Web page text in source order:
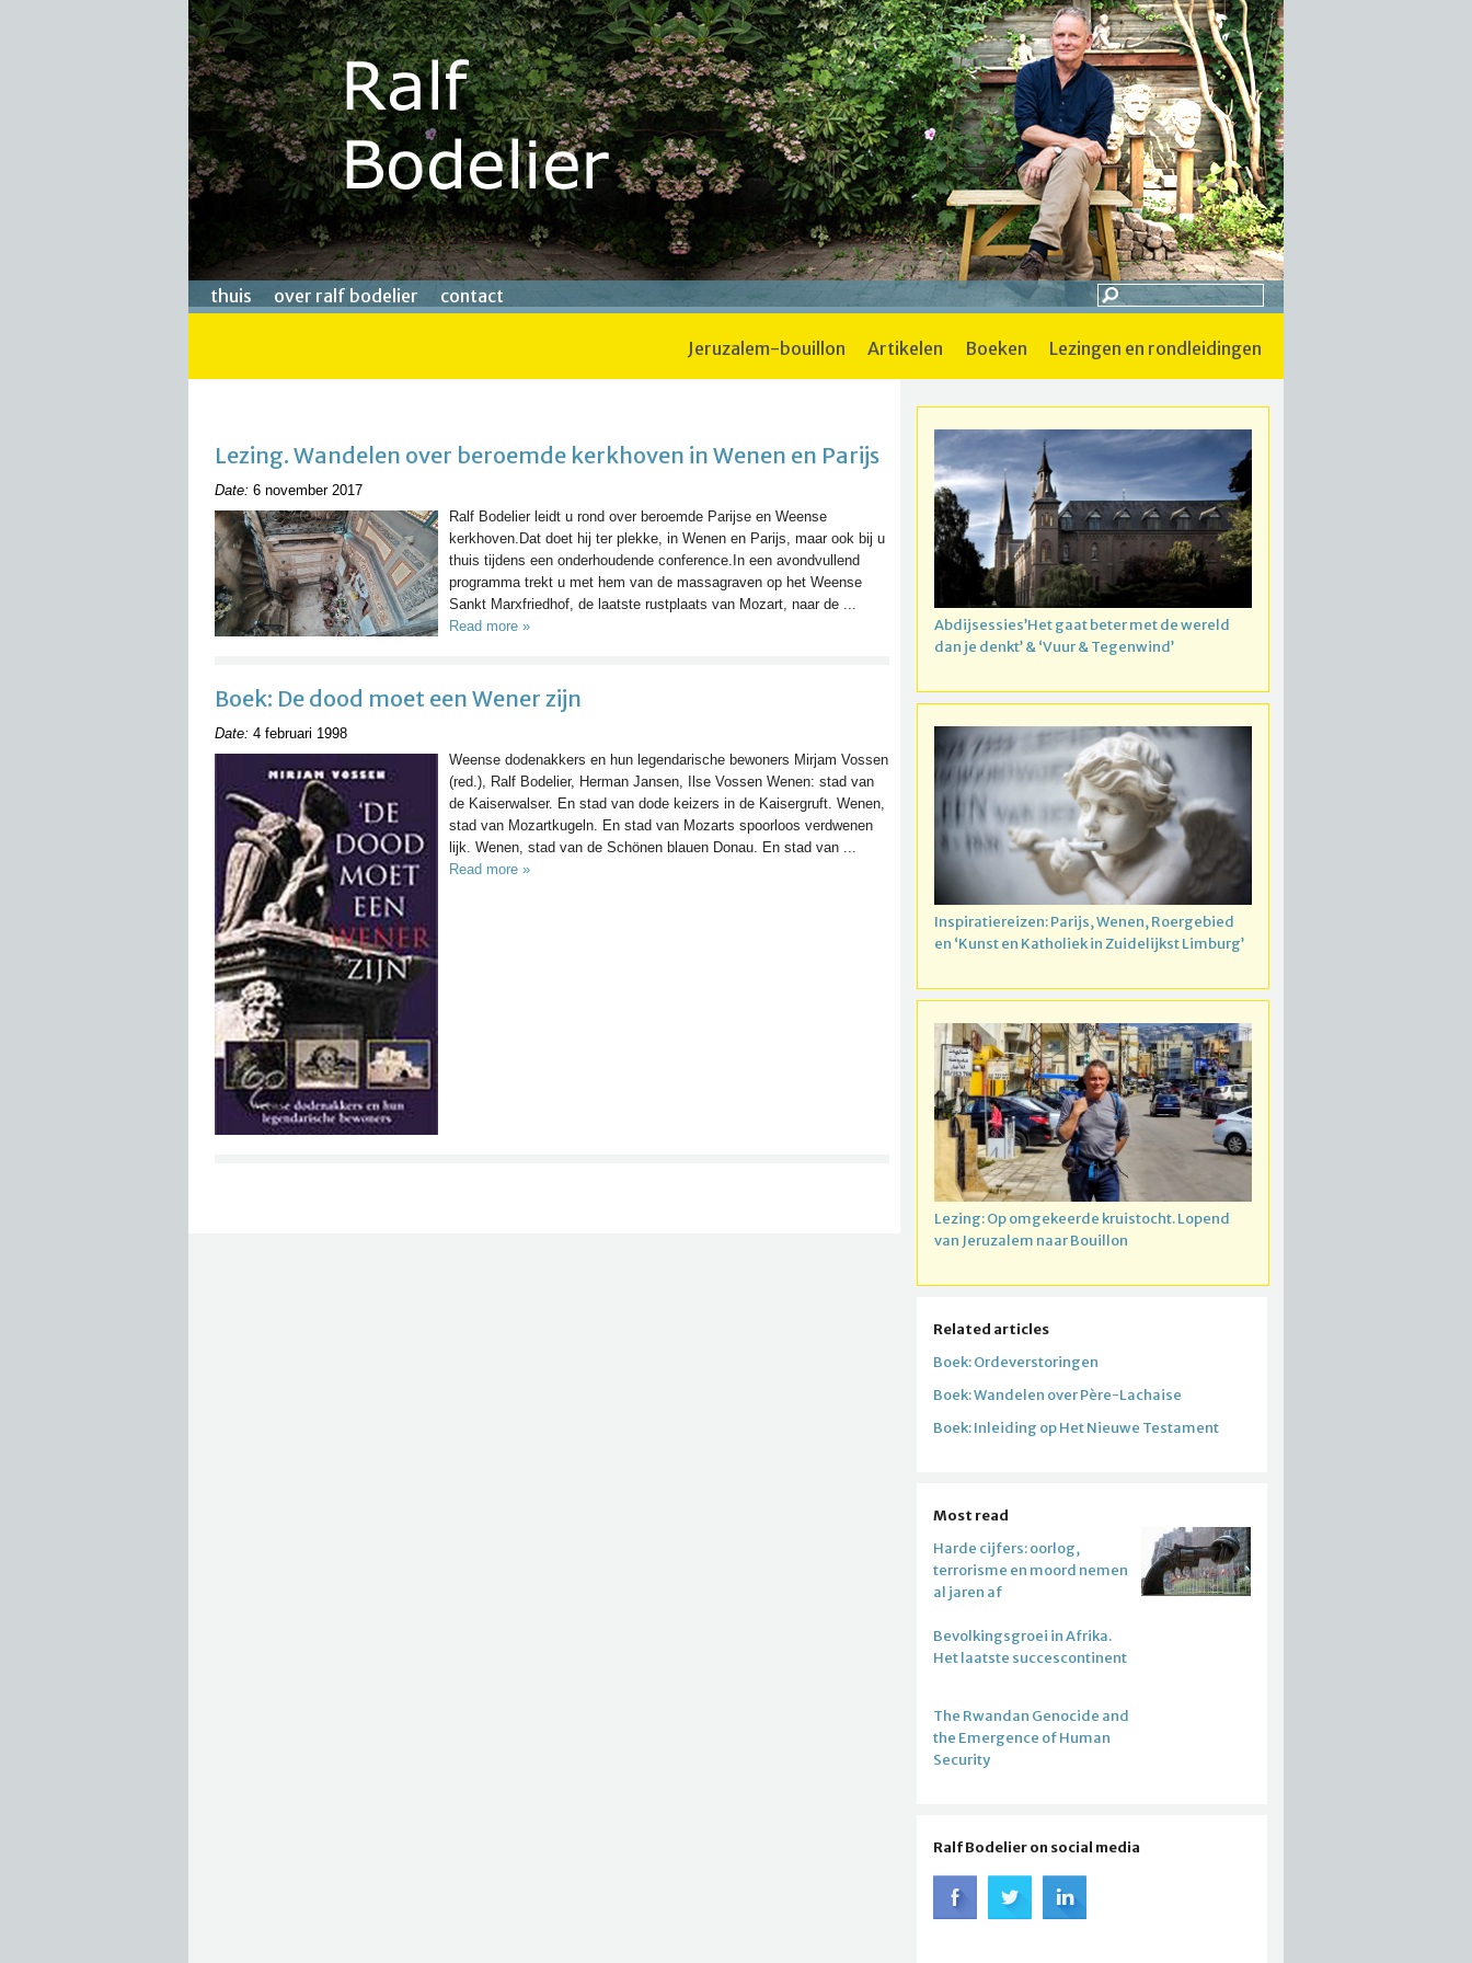
thuis over ralf bodelier contact
jeruzalem-bouillon artikelen boeken lezingen en rondleidingen
Lezing. Wandelen over beroemde kerkhoven in Wenen en Parijs
Date: 6 november 2017
Ralf Bodelier leidt u rond over beroemde Parijse en Weense
kerkhoven.Dat doet hij ter plekke, in Wenen en Parijs, maar ook bij u
thuis tijdens een onderhoudende conference.In een avondvullend
programma trekt u met hem van de massagraven op het Weense
Sankt Marxfriedhof, de laatste rustplaats van Mozart, naar de ...
Read more »
Boek: De dood moet een Wener zijn
Date: 4 februari 1998
Weense dodenakkers en hun legendarische bewoners Mirjam Vossen
(red.), Ralf Bodelier, Herman Jansen, Ilse Vossen Wenen: stad van
de Kaiserwalser. En stad van dode keizers in de Kaisergruft. Wenen,
stad van Mozartkugeln. En stad van Mozarts spoorloos verdwenen
lijk. Wenen, stad van de Schönen blauen Donau. En stad van ...
Read more »
Abdijsessies’Het gaat beter met de wereld
dan je denkt’ & ‘Vuur & Tegenwind’
Inspiratiereizen: Parijs, Wenen, Roergebied
en ‘Kunst en Katholiek in Zuidelijkst Limburg’
Lezing: Op omgekeerde kruistocht. Lopend
van Jeruzalem naar Bouillon
Related articles
Boek: Ordeverstoringen
Boek: Wandelen over Père-Lachaise
Boek: Inleiding op Het Nieuwe Testament
Most read
Harde cijfers: oorlog,
terrorisme en moord nemen
al jaren af
Bevolkingsgroei in Afrika.
Het laatste succescontinent
The Rwandan Genocide and
the Emergence of Human
Security
Ralf Bodelier on social media